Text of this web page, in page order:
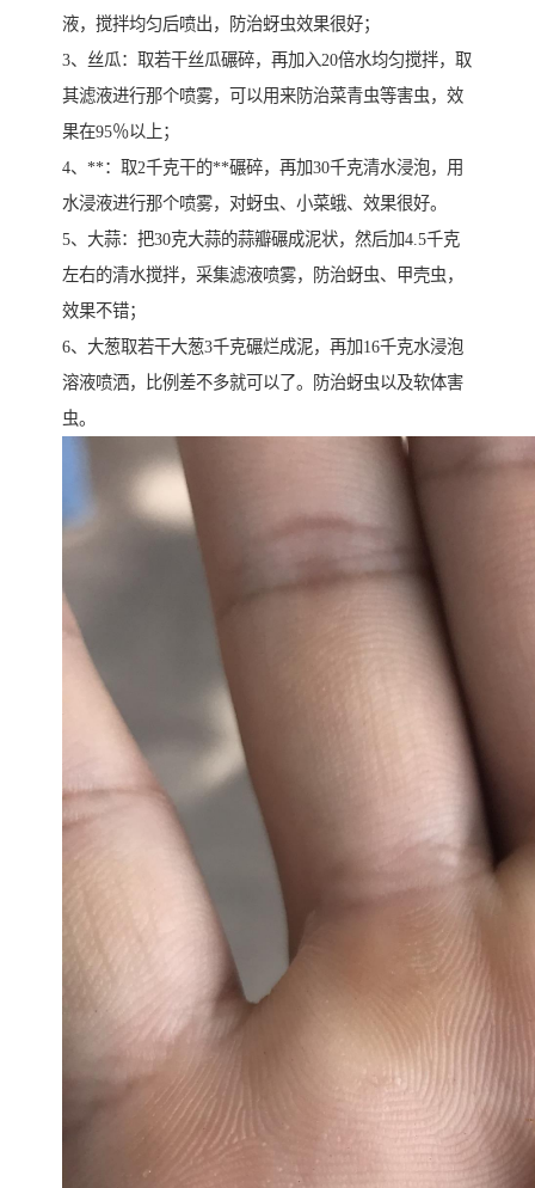
液，搅拌均匀后喷出，防治蚜虫效果很好；
3、丝瓜：取若干丝瓜碾碎，再加入20倍水均匀搅拌，取
其滤液进行那个喷雾，可以用来防治菜青虫等害虫，效
果在95％以上；
4、**：取2千克干的**碾碎，再加30千克清水浸泡，用
水浸液进行那个喷雾，对蚜虫、小菜蛾、效果很好。
5、大蒜：把30克大蒜的蒜瓣碾成泥状，然后加4.5千克
左右的清水搅拌，采集滤液喷雾，防治蚜虫、甲壳虫，
效果不错；
6、大葱取若干大葱3千克碾烂成泥，再加16千克水浸泡
溶液喷洒，比例差不多就可以了。防治蚜虫以及软体害
虫。